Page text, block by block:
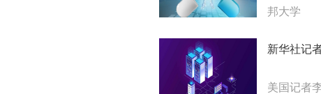
邦大学
新华社记
美国记者